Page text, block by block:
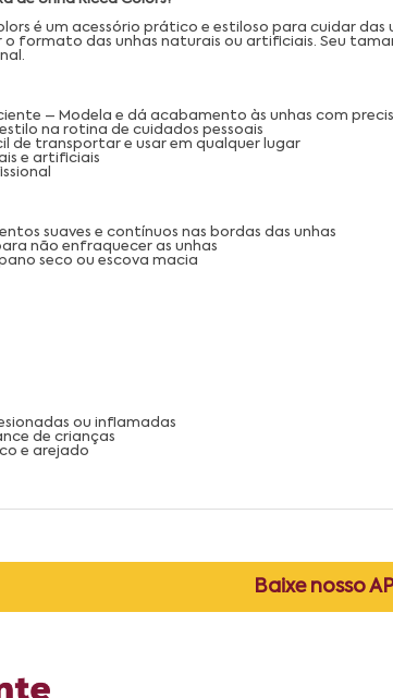
é um acessório prático e estiloso para cuidar
formato das unhas naturais ou artificiais. Seu
– Modela e dá acabamento às unhas com
na rotina de cuidados pessoais
de transportar e usar em qualquer lugar
e artificiais
suaves e contínuos nas bordas das unhas
não enfraquecer as unhas
seco ou escova macia
ou inflamadas
de crianças
e arejado
Baixe nosso